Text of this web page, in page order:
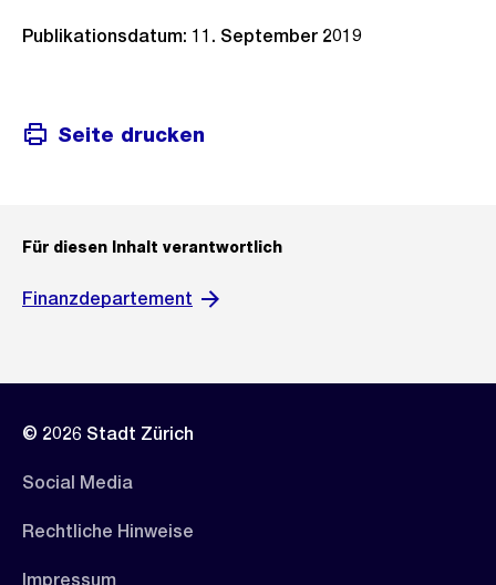
Publikationsdatum: 11. September 2019
Seite drucken
Für diesen Inhalt verantwortlich
Finanzdepartement
© 2026 Stadt Zürich
Social Media
Rechtliche Hinweise
Impressum